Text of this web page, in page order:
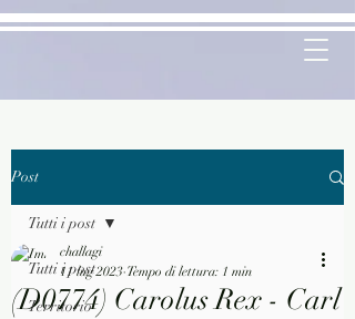
Post
Tutti i post
Territorio
Tutti i post
(D0774) Carolus Rex - Carl
challagi
11 lug 2023 Tempo di lettura: 1 min